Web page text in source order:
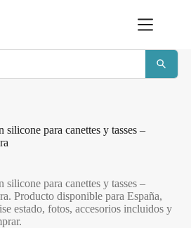
silicone para canettes y tasses –
silicone para canettes y tasses –
Producto disponible para España,
estado, fotos, accesorios incluidos y